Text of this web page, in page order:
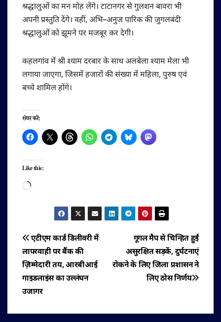
श्रद्धालुओं का मन मोह लेंगे। टाटानगर से गुलशन बावरा भी
अपनी प्रस्तुति देंगे। वहीं, अभि–अनुज पारिक की जुगलबंदी
श्रद्धालुओं को झूमने पर मजबूर कर देगी।
कहलगांव में श्री श्याम दरबार के साथ अलबेला श्याम मेला भी
लगाया जाएगा, जिसमें हजारों की संख्या में महिला, पुरुष एवं
बच्चे शामिल होंगे।
शेयर करें:
Like this:
Loading…
पोस्ट
नेविगेशन
गूगल मैप से चिन्हित हुईं
असुरक्षित सड़कें, दुर्घटनाएं
रोकने के लिए जिला प्रशासन ने
लिए ठोस निर्णय
एटीएम कार्ड डिलीवरी में
लापरवाही पर बैंक की
ज़िम्मेदारी तय, आरबीआई
गाइडलाइंस का उल्लंघन
उजागर